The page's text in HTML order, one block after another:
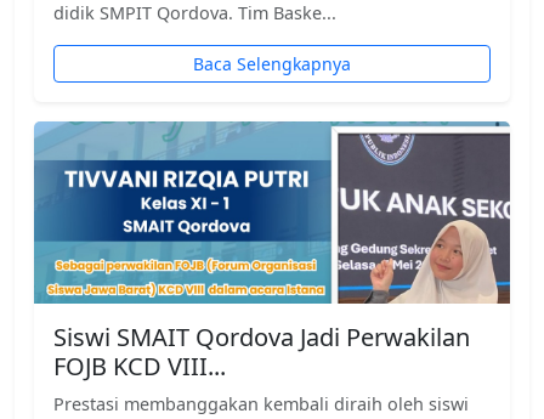
didik SMPIT Qordova. Tim Baske...
Baca Selengkapnya
Siswi SMAIT Qordova Jadi Perwakilan
FOJB KCD VIII...
Prestasi membanggakan kembali diraih oleh siswi